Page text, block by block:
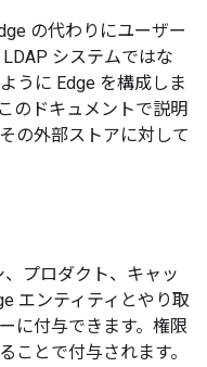
の代わりにユーザー
システムではな
うに Edge を構成しま
のドキュメントで説明
の外部ストアに対して
プロダクト、キャッ
エンティティとやり取
に付与できます。権限
ことで付与されます。